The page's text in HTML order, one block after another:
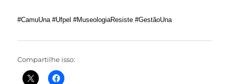
#CamuUna#Ufpel#MuseologiaResiste#GestãoUna
Compartilhe isso: